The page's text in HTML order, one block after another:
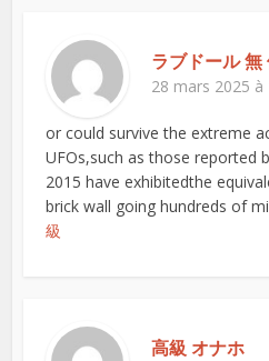
ラブドール 無
28 mars 2025 à
or could survive the extreme
UFOs,such as those reported
2015 have exhibitedthe
brick wall going hundreds of
級
高級 オナホ